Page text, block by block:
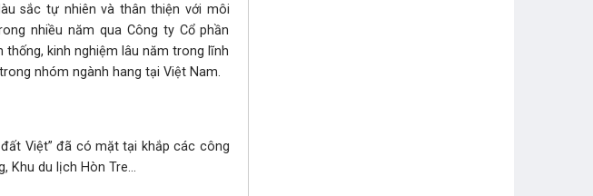
sắc tự nhiên và thân thiện với môi
nhiều năm qua Công ty Cổ phần
kinh nghiệm lâu năm trong lĩnh
nhóm ngành hang tại Việt Nam.
Việt” đã có mặt tại khắp các công
Khu du lịch Hòn Tre…